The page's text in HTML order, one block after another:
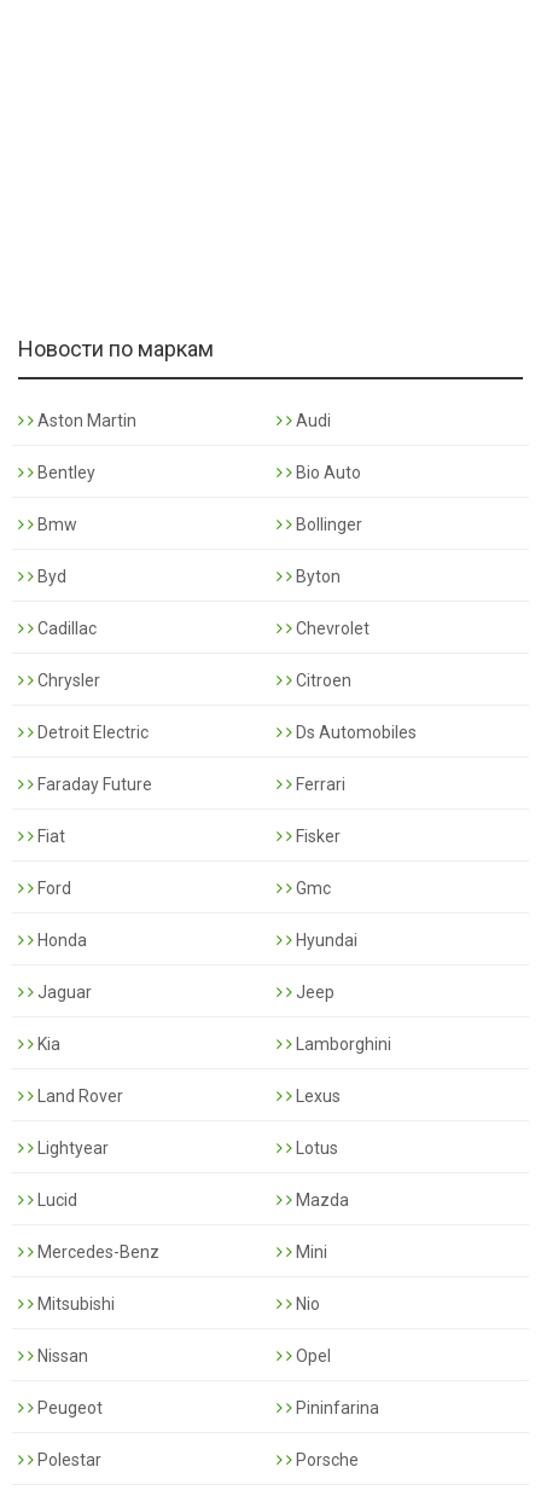
Новости по маркам
Aston Martin Audi
Bentley Bio Auto
Bmw Bollinger
Byd Byton
Cadillac Chevrolet
Chrysler Citroen
Detroit Electric Ds Automobiles
Faraday Future Ferrari
Fiat Fisker
Ford Gmc
Honda Hyundai
Jaguar Jeep
Kia Lamborghini
Land Rover Lexus
Lightyear Lotus
Lucid Mazda
Mercedes-Benz Mini
Mitsubishi Nio
Nissan Opel
Peugeot Pininfarina
Polestar Porsche